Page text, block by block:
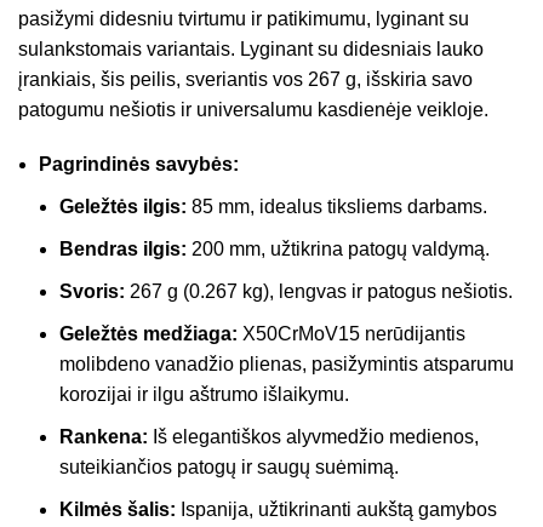
pasižymi didesniu tvirtumu ir patikimumu, lyginant su
sulankstomais variantais. Lyginant su didesniais lauko
įrankiais, šis peilis, sveriantis vos 267 g, išskiria savo
patogumu nešiotis ir universalumu kasdienėje veikloje.
Pagrindinės savybės:
Geležtės ilgis: 85 mm, idealus tiksliems darbams.
Bendras ilgis: 200 mm, užtikrina patogų valdymą.
Svoris: 267 g (0.267 kg), lengvas ir patogus nešiotis.
Geležtės medžiaga: X50CrMoV15 nerūdijantis
molibdeno vanadžio plienas, pasižymintis atsparumu
korozijai ir ilgu aštrumo išlaikymu.
Rankena: Iš elegantiškos alyvmedžio medienos,
suteikiančios patogų ir saugų suėmimą.
Kilmės šalis: Ispanija, užtikrinanti aukštą gamybos